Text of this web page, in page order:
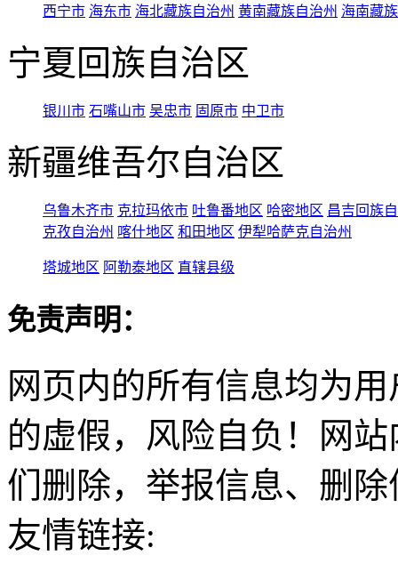
西宁市 海东市 海北藏族自治州 黄南藏族自治州 海南藏
宁夏回族自治区
银川市 石嘴山市 吴忠市 固原市 中卫市
新疆维吾尔自治区
乌鲁木齐市 克拉玛依市 吐鲁番地区 哈密地区 昌吉回族
克孜自治州 喀什地区 和田地区 伊犁哈萨克自治州
塔城地区 阿勒泰地区 直辖县级
免责声明：
网页内的所有信息均为
的虚假，风险自负！网
们删除，举报信息、删
友情链接: